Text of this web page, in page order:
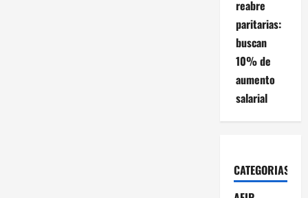
reabre
paritarias:
buscan
10% de
aumento
salarial
CATEGORIAS